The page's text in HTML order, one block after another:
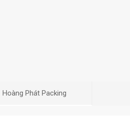
Hoàng Phát Packing